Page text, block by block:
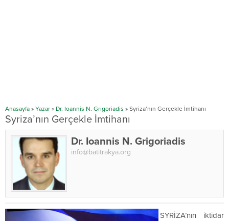
Anasayfa » Yazar » Dr. Ioannis N. Grigoriadis » Syriza’nın Gerçekle İmtihanı
Syriza’nın Gerçekle İmtihanı
Dr. Ioannis N. Grigoriadis
info@batitrakya.org
SYRİZA’nın iktidar